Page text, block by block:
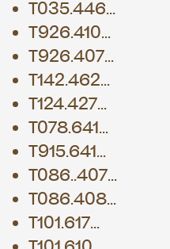
T035.446...
T926.410...
T926.407...
T142.462...
T124.427...
T078.641...
T915.641...
T086..407...
T086.408...
T101.617...